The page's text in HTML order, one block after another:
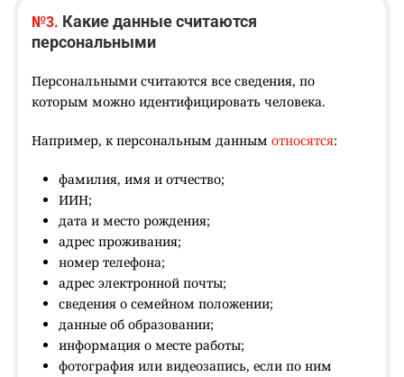
№3. Какие данные считаются
персональными
Персональными считаются все сведения, по
которым можно идентифицировать человека.
Например, к персональным данным относятся:
фамилия, имя и отчество;
ИИН;
дата и место рождения;
адрес проживания;
номер телефона;
адрес электронной почты;
сведения о семейном положении;
данные об образовании;
информация о месте работы;
фотография или видеозапись, если по ним